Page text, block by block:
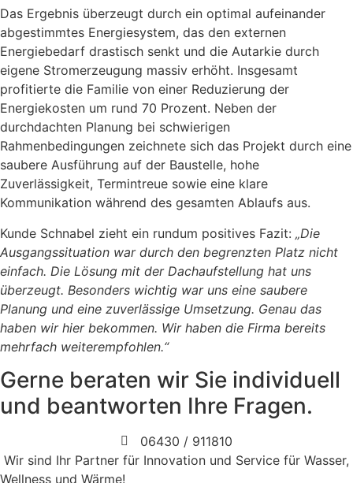
Das Ergebnis überzeugt durch ein optimal aufeinander
abgestimmtes Energiesystem, das den externen
Energiebedarf drastisch senkt und die Autarkie durch
eigene Stromerzeugung massiv erhöht. Insgesamt
profitierte die Familie von einer Reduzierung der
Energiekosten um rund 70 Prozent. Neben der
durchdachten Planung bei schwierigen
Rahmenbedingungen zeichnete sich das Projekt durch eine
saubere Ausführung auf der Baustelle, hohe
Zuverlässigkeit, Termintreue sowie eine klare
Kommunikation während des gesamten Ablaufs aus.
Kunde Schnabel zieht ein rundum positives Fazit: „Die
Ausgangssituation war durch den begrenzten Platz nicht
einfach. Die Lösung mit der Dachaufstellung hat uns
überzeugt. Besonders wichtig war uns eine saubere
Planung und eine zuverlässige Umsetzung. Genau das
haben wir hier bekommen. Wir haben die Firma bereits
mehrfach weiterempfohlen.“
Gerne beraten wir Sie individuell
und beantworten Ihre Fragen.
06430 / 911810
Wir sind Ihr Partner für Innovation und Service für Wasser,
Wellness und Wärme!